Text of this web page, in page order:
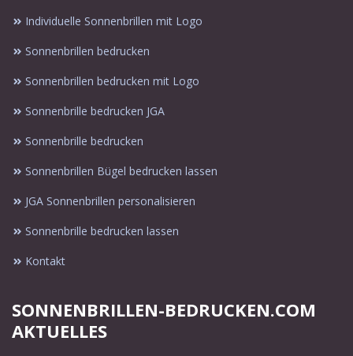
Individuelle Sonnenbrillen mit Logo
Sonnenbrillen bedrucken
Sonnenbrillen bedrucken mit Logo
Sonnenbrille bedrucken JGA
Sonnenbrille bedrucken
Sonnenbrillen Bügel bedrucken lassen
JGA Sonnenbrillen personalisieren
Sonnenbrille bedrucken lassen
Kontakt
SONNENBRILLEN-BEDRUCKEN.COM
AKTUELLES